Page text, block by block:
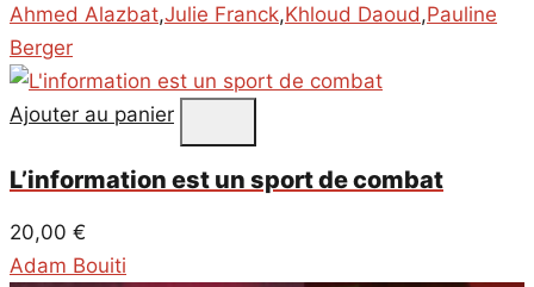
Ahmed Alazbat,Julie Franck,Khloud Daoud,Pauline
Berger
Ajouter au panier
L’information est un sport de combat
20,00 €
Adam Bouiti